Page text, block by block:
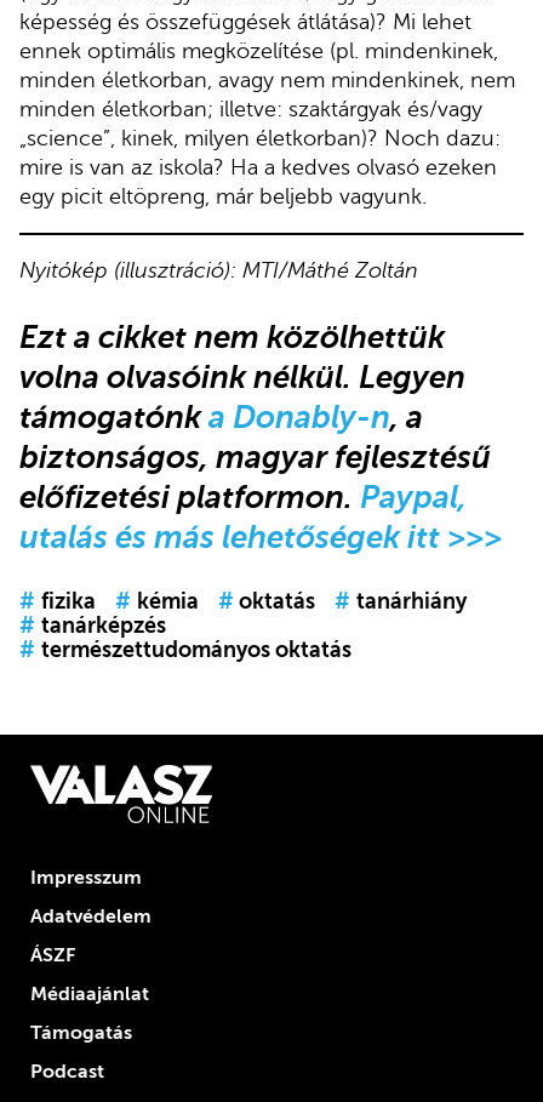
képesség és összefüggések átlátása)? Mi lehet
ennek optimális megközelítése (pl. mindenkinek,
minden életkorban, avagy nem mindenkinek, nem
minden életkorban; illetve: szaktárgyak és/vagy
„science”, kinek, milyen életkorban)? Noch dazu:
mire is van az iskola? Ha a kedves olvasó ezeken
egy picit eltöpreng, már beljebb vagyunk.
Nyitókép (illusztráció): MTI/Máthé Zoltán
Ezt a cikket nem közölhettük
volna olvasóink nélkül. Legyen
támogatónka Donably-n, a
biztonságos, magyar fejlesztésű
előfizetési platformon. Paypal,
utalás és más lehetőségek itt >>>
# fizika # kémia # oktatás # tanárhiány
# tanárképzés
# természettudományos oktatás
Impresszum
Adatvédelem
ÁSZF
Médiaajánlat
Támogatás
Podcast